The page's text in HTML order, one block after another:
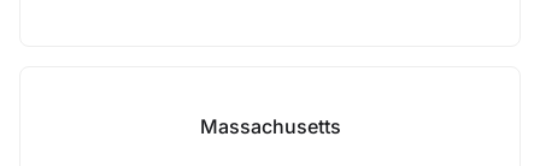
Massachusetts